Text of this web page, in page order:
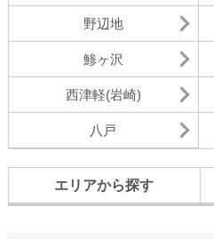
野辺地
鯵ヶ沢
西津軽(岩崎)
八戸
エリアから探す